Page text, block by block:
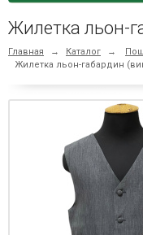
Жилетка льон-
Главная → Каталог →
Жилетка льон-габардин